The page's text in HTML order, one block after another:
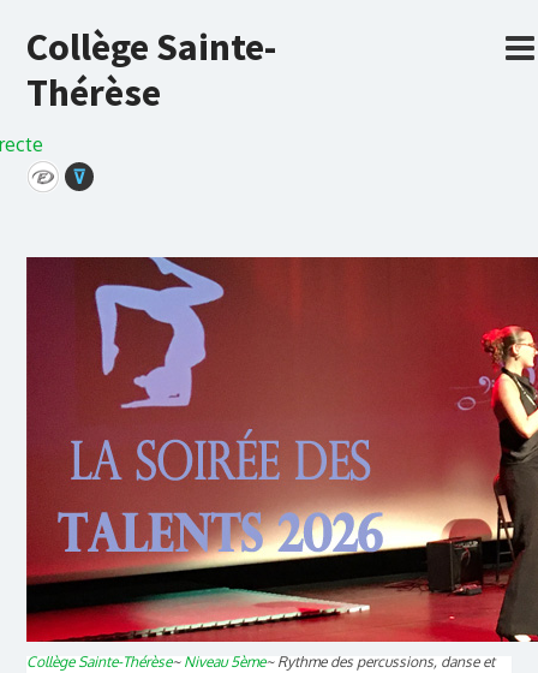
Collège Sainte-
Thérèse
⊽
Collège Sainte-Thérèse~ Niveau 5ème~ Rythme des percussions, danse et